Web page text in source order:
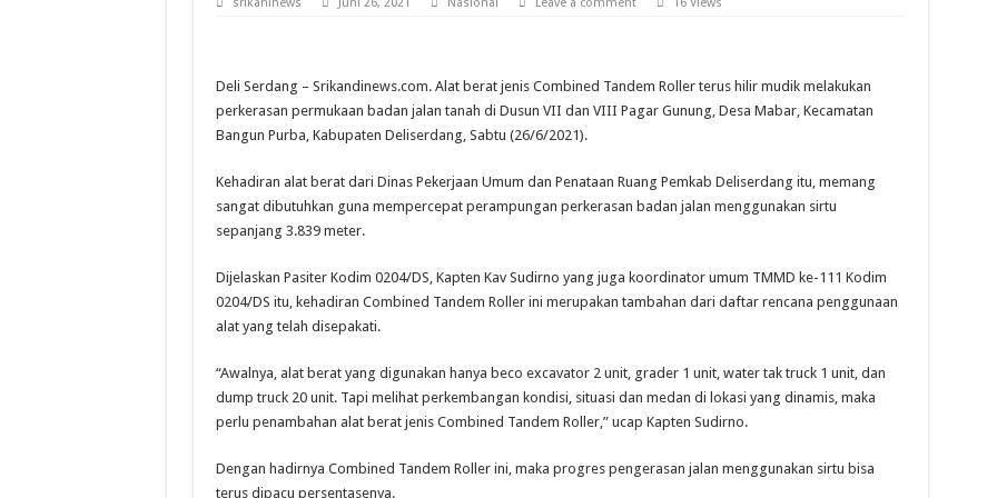
Paidi Kades Karang Anyar Berikan Penjelasan dan Klarifikasi Tentang Rumah Tidak Layak Huni Warganya.
srikaninews Juni 26, 2021 Nasional Leave a comment 16 Views
Deli Serdang – Srikandinews.com. Alat berat jenis Combined Tandem Roller terus hilir mudik melakukan
perkerasan permukaan badan jalan tanah di Dusun VII dan VIII Pagar Gunung, Desa Mabar, Kecamatan
Bangun Purba, Kabupaten Deliserdang, Sabtu (26/6/2021).
Kehadiran alat berat dari Dinas Pekerjaan Umum dan Penataan Ruang Pemkab Deliserdang itu, memang
sangat dibutuhkan guna mempercepat perampungan perkerasan badan jalan menggunakan sirtu
sepanjang 3.839 meter.
Dijelaskan Pasiter Kodim 0204/DS, Kapten Kav Sudirno yang juga koordinator umum TMMD ke-111 Kodim
0204/DS itu, kehadiran Combined Tandem Roller ini merupakan tambahan dari daftar rencana penggunaan
alat yang telah disepakati.
“Awalnya, alat berat yang digunakan hanya beco excavator 2 unit, grader 1 unit, water tak truck 1 unit, dan
dump truck 20 unit. Tapi melihat perkembangan kondisi, situasi dan medan di lokasi yang dinamis, maka
perlu penambahan alat berat jenis Combined Tandem Roller,” ucap Kapten Sudirno.
Dengan hadirnya Combined Tandem Roller ini, maka progres pengerasan jalan menggunakan sirtu bisa
terus dipacu persentasenya.